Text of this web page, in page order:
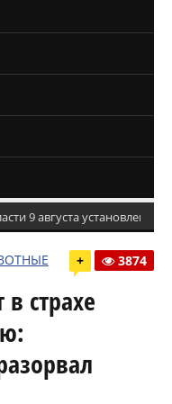
9 августа установлены
+ 3874
страхе